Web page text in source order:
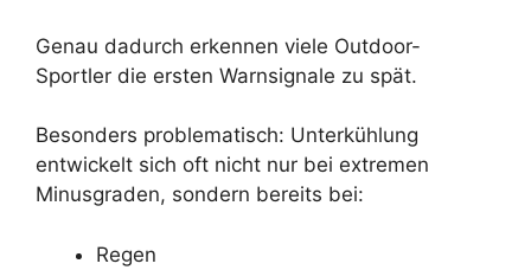
Genau dadurch erkennen viele Outdoor-
Sportler die ersten Warnsignale zu spät.
Besonders problematisch: Unterkühlung
entwickelt sich oft nicht nur bei extremen
Minusgraden, sondern bereits bei:
Regen